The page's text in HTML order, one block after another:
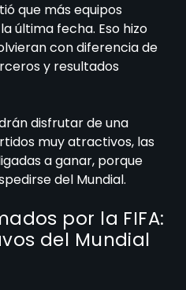
que más equipos
última fecha. Eso hizo
con diferencia de
y resultados
disfrutar de una
muy atractivos, las
a ganar, porque
del Mundial.
por la FIFA:
del Mundial